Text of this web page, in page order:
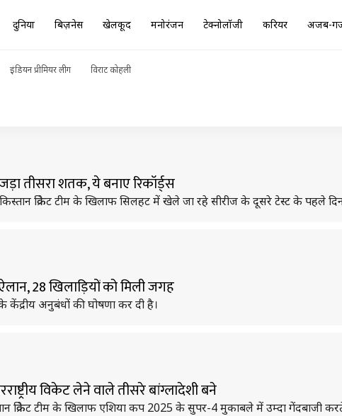
दुनिया बिज़नेस खेलकूद मनोरंजन टेक्नोलॉजी करियर अजब-
इंडियन प्रीमियर लीग विराट कोहली
तीसरा शतक, ये बनाए रिकॉर्ड्स
क्रिकेट टीम के खिलाफ सिलहट में खेले जा रहे सीरीज के दूसरे टेस्ट के पहले
28 खिलाड़ियों को मिली जगह
केंद्रीय अनुबंधों की घोषणा कर दी है।
विकेट लेने वाले तीसरे बांग्लादेशी बने
क्रिकेट टीम के खिलाफ एशिया कप 2025 के सुपर-4 मुकाबले में उम्दा गेंदबाजी